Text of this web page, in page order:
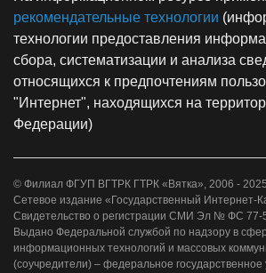
рекомендательные технологии
технологии предоставления
сбора, систематизации и анализа
относящихся к предпочтениям
"Интернет", находящихся на
Федерации)
© Филиал ФГУП ВГТРК ГТРК «Вятка», 2006 - 2025
Сетевое издание «Государственный Интернет-
Свидетельство о регистрации СМИ Эл № ФС 77-
Выдано Федеральной службой по надзору в
информационных технологий и массовых
(соучредители) – федеральное государственное